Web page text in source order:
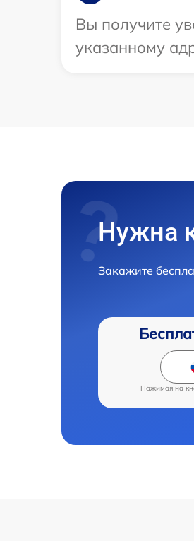
Вы получите
указанному
Нужна
Закажите
Нажимая на